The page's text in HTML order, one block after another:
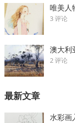
唯美人
3 评论
澳大利
2 评论
最新文章
水彩画